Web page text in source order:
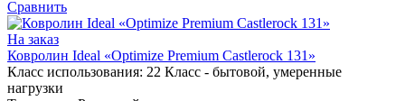
Сравнить
На заказ
Ковролин Ideal «Optimize Premium Castlerock 131»
Класс использования: 22 Класс - бытовой, умеренные
нагрузки